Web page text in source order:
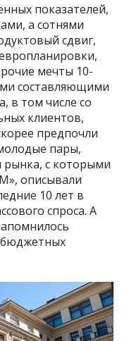
показателей,
а сотнями
сдвиг,
мечты 10-
составляющими
в том числе со
клиентов,
предпочли
пары,
с которыми
описывали
10 лет в
спроса. А